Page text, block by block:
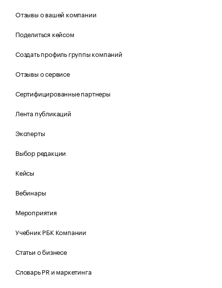
Отзывы о вашей компании
Поделиться кейсом
Создать профиль группы компаний
Отзывы о сервисе
Сертифицированные партнеры
Лента публикаций
Эксперты
Выбор редакции
Кейсы
Вебинары
Мероприятия
Учебник РБК Компании
Статьи о бизнесе
Словарь PR и маркетинга